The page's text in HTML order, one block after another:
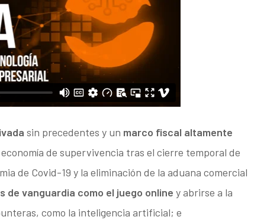
sin precedentes y un marco fiscal altamente
de supervivencia tras el cierre temporal de
de Covid-19 y la eliminación de la aduana comercial
de vanguardia como el juego online y abrirse a la
como la inteligencia artificial; e